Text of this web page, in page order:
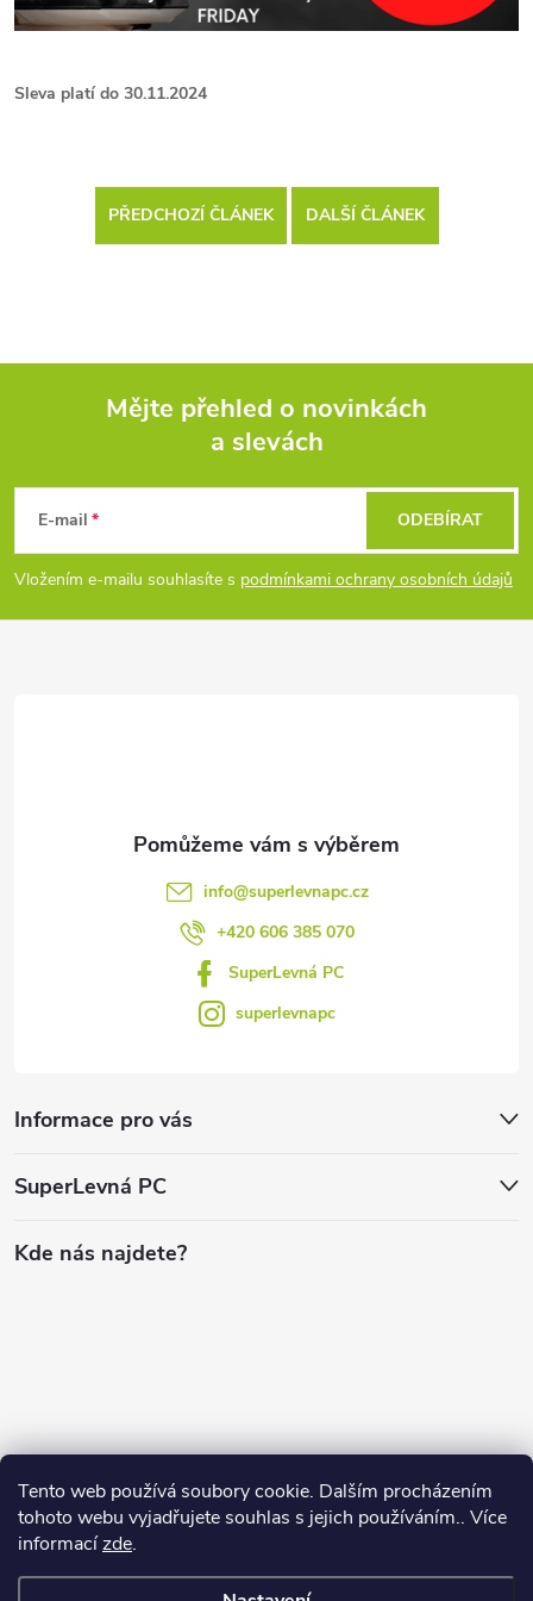
Tento web používá soubory cookie. Dalším procházením
tohoto webu vyjadřujete souhlas s jejich používáním.. Více
informacízde.
Sleva platí do 30.11.2024
PŘEDCHOZÍ ČLÁNEK DALŠÍ ČLÁNEK
p
Mějte přehled o novinkách
a slevách
E-mail
Vložením e-mailu souhlasíte s podmínkami ochrany osobních údajů
ODEBÍRAT
info@superlevnapc.cz
+420 606 385 070
SuperLevná PC
superlevnapc
Informace pro vás
SuperLevná PC
Kde nás najdete?